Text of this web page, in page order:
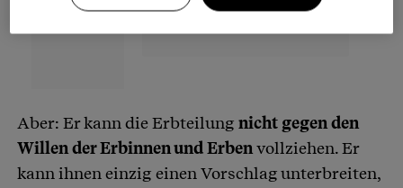
Aber: Er kann die Erbteilung nicht gegen den
Willen der Erbinnen und Erbenvollziehen. Er
kann ihnen einzig einen Vorschlag unterbreiten,